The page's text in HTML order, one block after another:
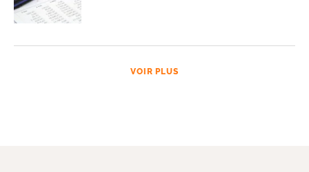
VOIR PLUS